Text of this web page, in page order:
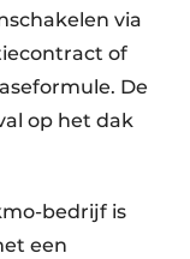
via
of
De
op het dak
bedrijf is
een